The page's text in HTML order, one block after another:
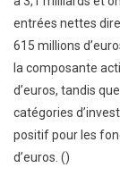
entrées nettes
615 millions
la composante
d’euros, tandis
catégories
positif pour les
d’euros. ()